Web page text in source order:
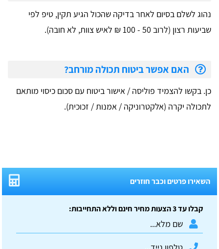
נהוג לשלם בסיום לאחר בדיקה שהכול הגיע תקין, טיפ לפי
שביעות רצון (לרוב 50 - 100 ₪ לאיש צוות, לא חובה).
האם אפשר ביטוח תכולה מורחב?
כן. בקשו להצמיד פוליסה / אישור ביטוח עם סכום כיסוי מותאם
לתכולה יקרה (אלקטרוניקה / אמנות / זכוכית).
השאירו פרטים וכבר חוזרים
קבלו עד 3 הצעות מחיר חינם וללא התחייבות: